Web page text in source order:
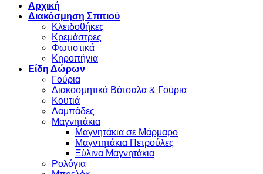
Αρχική
Διακόσμηση Σπιτιού
Κλειδοθήκες
Κρεμάστρες
Φωτιστικά
Κηροπήγια
Είδη Δώρων
Γούρια
Διακοσμητικά Βότσαλα & Γούρια
Κουτιά
Λαμπάδες
Μαγνητάκια
Μαγνητάκια σε Μάρμαρο
Μαγντητάκια Πετρούλες
Ξύλινα Μαγνητάκια
Ρολόγια